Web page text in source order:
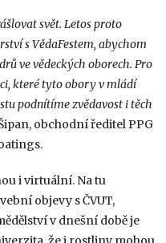
svět. Letos proto
s VědaFestem, abychom
ve vědeckých oborech. Pro
které tyto obory v mládí
podnítíme zvědavost i těch
obchodní ředitel PPG
i virtuální. Na tu
objevy s ČVUT,
v dnešní době je